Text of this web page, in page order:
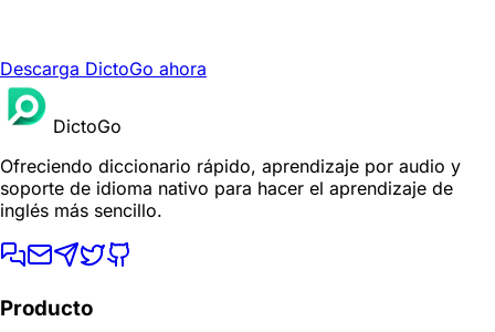
Descarga DictoGo ahora
DictoGo
Ofreciendo diccionario rápido, aprendizaje por audio y
soporte de idioma nativo para hacer el aprendizaje de
inglés más sencillo.
Producto